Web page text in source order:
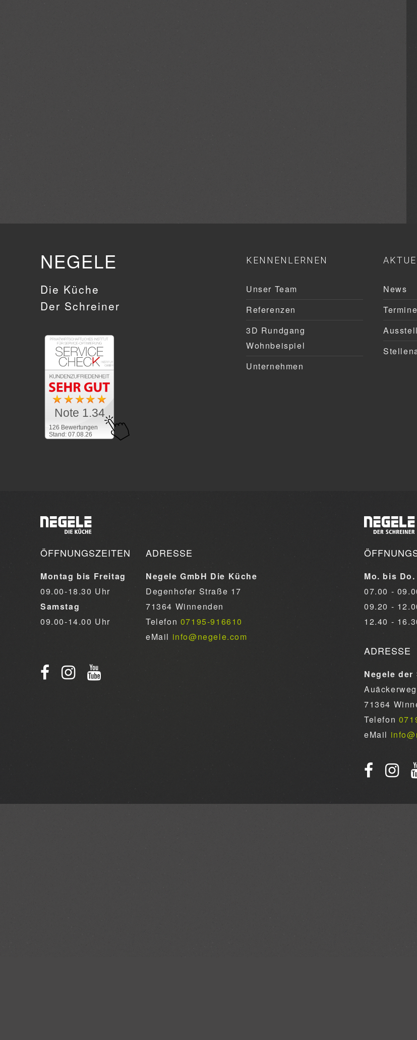
NEGELE
Die Küche
Der Schreiner
126 Bewertungen
Stand: 07.08.26
Note 1.34
KENNENLERNEN
Unser Team
Referenzen
3D Rundgang
Wohnbeispiel
Unternehmen
News
Termine
ÖFFNUNGSZEITEN
Montag bis Freitag
09.00-18.30 Uhr
Samstag
09.00-14.00 Uhr
ADRESSE
Negele GmbH Die Küche
Degenhofer Straße 17
71364 Winnenden
Telefon 07195-916610
eMail info@negele.com
Mo. bis Do.
07.00 -
09.20 -
12.40 -
ADRESSE
Negele der
71364
Telefon
eMail